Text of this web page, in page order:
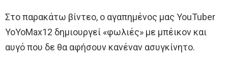
Στο παρακάτω βίντεο, ο αγαπημένος μας YouTuber
YoYoMax12 δημιουργεί «φωλιές» με μπέικον και
αυγό που δε θα αφήσουν κανέναν ασυγκίνητο.